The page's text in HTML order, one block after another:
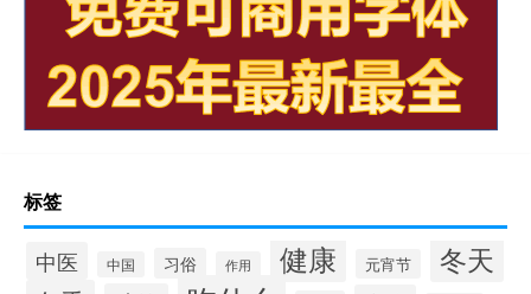
标签
中医 中国 习俗 作用 健康 元宵节 冬天